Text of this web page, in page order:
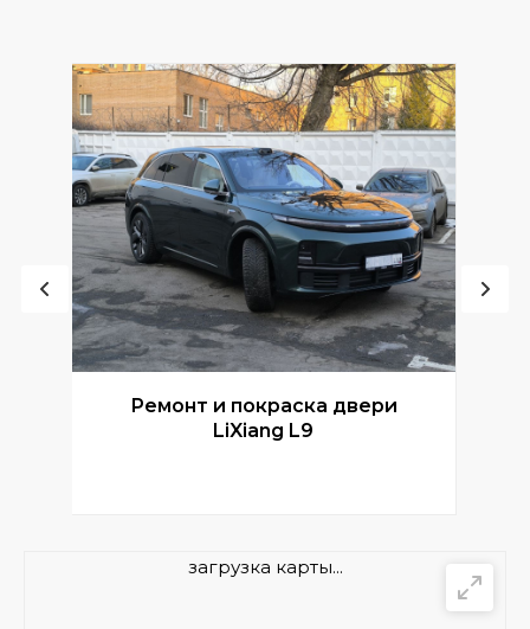
Ремонт и покраска двери
LiXiang L9
загрузка карты...